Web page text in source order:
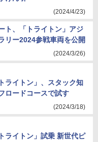
(2024/4/23)
ト、「トライトン」アジ
リー2024参戦車両を公開
(2024/3/26)
ライトン」、スタック知
ロードコースで試す
(2024/3/18)
ライトン」試乗 新世代ピ